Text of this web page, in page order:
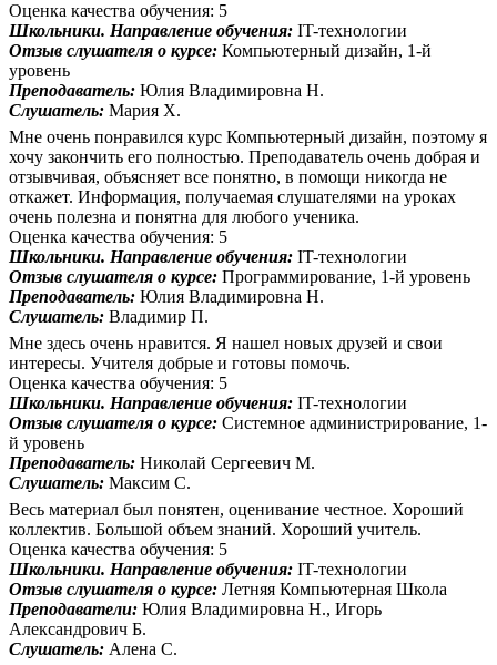
Оценка качества обучения: 5
Школьники. Направление обучения: IT-технологии
Отзыв слушателя о курсе: Компьютерный дизайн, 1-й
уровень
Преподаватель: Юлия Владимировна Н.
Слушатель: Мария Х.
Мне очень понравился курс Компьютерный дизайн, поэтому я
хочу закончить его полностью. Преподаватель очень добрая и
отзывчивая, объясняет все понятно, в помощи никогда не
откажет. Информация, получаемая слушателями на уроках
очень полезна и понятна для любого ученика.
Оценка качества обучения: 5
Школьники. Направление обучения: IT-технологии
Отзыв слушателя о курсе: Программирование, 1-й уровень
Преподаватель: Юлия Владимировна Н.
Слушатель: Владимир П.
Мне здесь очень нравится. Я нашел новых друзей и свои
интересы. Учителя добрые и готовы помочь.
Оценка качества обучения: 5
Школьники. Направление обучения: IT-технологии
Отзыв слушателя о курсе: Системное администрирование, 1-
й уровень
Преподаватель: Николай Сергеевич М.
Слушатель: Максим С.
Весь материал был понятен, оценивание честное. Хороший
коллектив. Большой объем знаний. Хороший учитель.
Оценка качества обучения: 5
Школьники. Направление обучения: IT-технологии
Отзыв слушателя о курсе: Летняя Компьютерная Школа
Преподаватели: Юлия Владимировна Н., Игорь
Александрович Б.
Слушатель: Алена С.